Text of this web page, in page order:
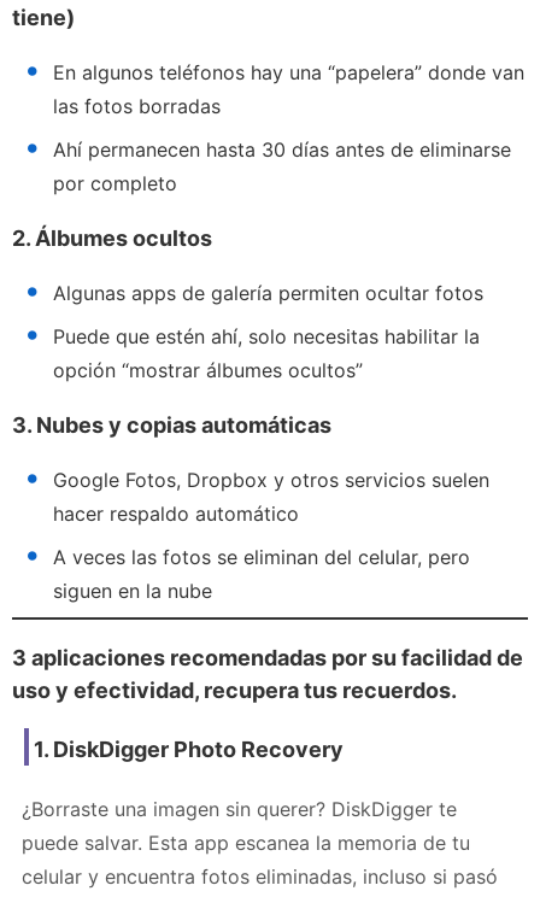
tiene)
En algunos teléfonos hay una “papelera” donde van
las fotos borradas
Ahí permanecen hasta 30 días antes de eliminarse
por completo
2. Álbumes ocultos
Algunas apps de galería permiten ocultar fotos
Puede que estén ahí, solo necesitas habilitar la
opción “mostrar álbumes ocultos”
3. Nubes y copias automáticas
Google Fotos, Dropbox y otros servicios suelen
hacer respaldo automático
A veces las fotos se eliminan del celular, pero
siguen en la nube
3 aplicaciones recomendadas por su facilidad de
uso y efectividad, recupera tus recuerdos.
1. DiskDigger Photo Recovery
¿Borraste una imagen sin querer? DiskDigger te
puede salvar. Esta app escanea la memoria de tu
celular y encuentra fotos eliminadas, incluso si pasó